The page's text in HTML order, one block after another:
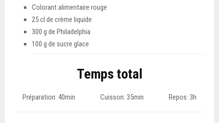
Colorant alimentaire rouge
25 cl de crème liquide
300 g de Philadelphia
100 g de sucre glace
Temps total
Préparation: 40min Cuisson: 35min Repos: 3h